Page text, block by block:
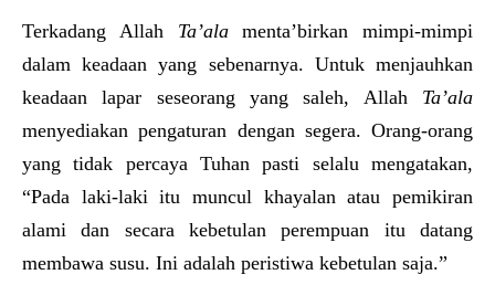
Terkadang Allah Ta’alamenta’birkan mimpi-mimpi
dalam keadaan yang sebenarnya. Untuk menjauhkan
keadaan lapar seseorang yang saleh, Allah Ta’ala
menyediakan pengaturan dengan segera. Orang-orang
yang tidak percaya Tuhan pasti selalu mengatakan,
“Pada laki-laki itu muncul khayalan atau pemikiran
alami dan secara kebetulan perempuan itu datang
membawa susu. Ini adalah peristiwa kebetulan saja.”